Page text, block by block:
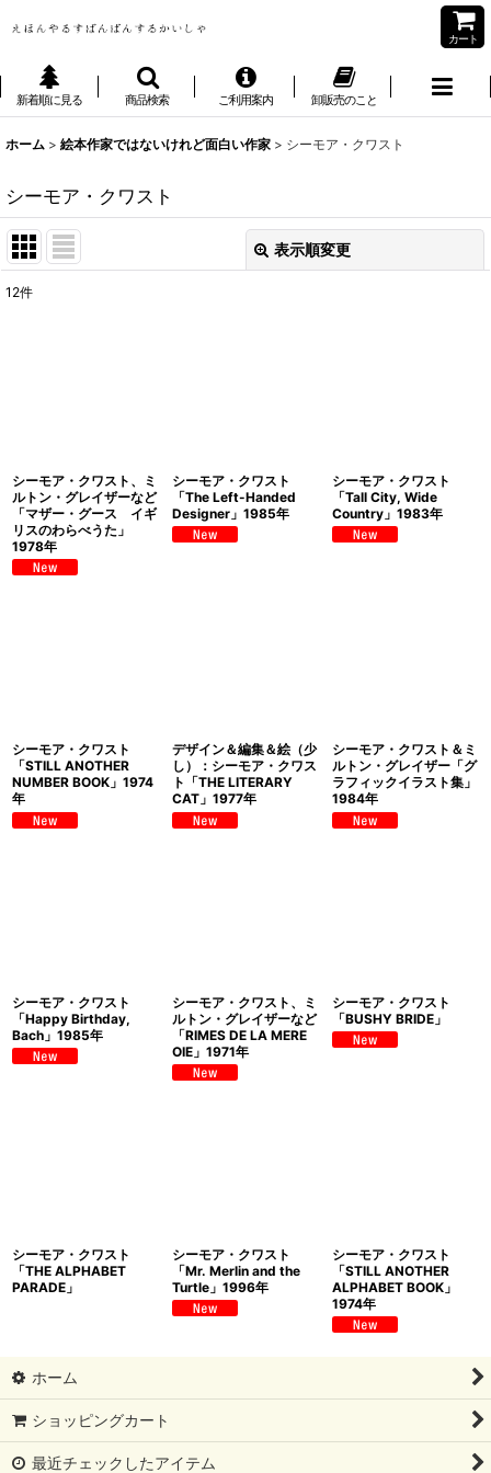
カート
新着順に見る 商品検索 ご利用案内 卸販売のこと
ホーム > 絵本作家ではないけれど面白い作家 > シーモア・クワスト
シーモア・クワスト
表示順変更
12件
シーモア・クワスト、ミ
ルトン・グレイザーなど
「マザー・グース イギ
リスのわらべうた」
1978年
シーモア・クワスト
「The Left-Handed
Designer」1985年
シーモア・クワスト
「Tall City, Wide
Country」1983年
シーモア・クワスト
「STILL ANOTHER
NUMBER BOOK」1974
年
デザイン＆編集＆絵（少
し）：シーモア・クワス
ト「THE LITERARY
CAT」1977年
シーモア・クワスト＆ミ
ルトン・グレイザー「グ
ラフィックイラスト集」
1984年
シーモア・クワスト
「Happy Birthday,
Bach」1985年
シーモア・クワスト、ミ
ルトン・グレイザーなど
「RIMES DE LA MERE
OIE」1971年
シーモア・クワスト
「BUSHY BRIDE」
シーモア・クワスト
「THE ALPHABET
PARADE」
シーモア・クワスト
「Mr. Merlin and the
Turtle」1996年
シーモア・クワスト
「STILL ANOTHER
ALPHABET BOOK」
1974年
ホーム
ショッピングカート
最近チェックしたアイテム